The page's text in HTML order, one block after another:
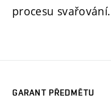
procesu svařování.
GARANT PŘEDMĚTU